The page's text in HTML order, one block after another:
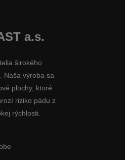
a.s.
širokého
Naša výroba sa
plochy, ktoré
riziko pádu z
rýchlosti.